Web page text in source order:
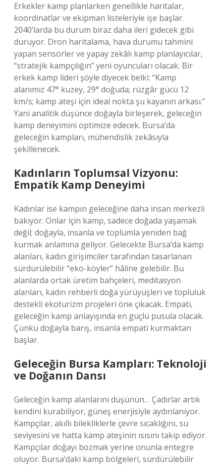
Erkekler kamp planlarken genellikle haritalar,
koordinatlar ve ekipman listeleriyle işe başlar.
2040’larda bu durum biraz daha ileri gidecek gibi
duruyor. Dron haritalama, hava durumu tahmini
yapan sensörler ve yapay zekâlı kamp planlayıcılar,
“stratejik kampçılığın” yeni oyuncuları olacak. Bir
erkek kamp lideri şöyle diyecek belki: “Kamp
alanımız 47° kuzey, 29° doğuda; rüzgâr gücü 12
km/s; kamp ateşi için ideal nokta şu kayanın arkası.”
Yani analitik düşünce doğayla birleşerek, geleceğin
kamp deneyimini optimize edecek. Bursa’da
geleceğin kampları, mühendislik zekâsıyla
şekillenecek.
Kadınların Toplumsal Vizyonu:
Empatik Kamp Deneyimi
Kadınlar ise kampın geleceğine daha insan merkezli
bakıyor. Onlar için kamp, sadece doğada yaşamak
değil; doğayla, insanla ve toplumla yeniden bağ
kurmak anlamına geliyor. Gelecekte Bursa’da kamp
alanları, kadın girişimciler tarafından tasarlanan
sürdürülebilir “eko-köyler” hâline gelebilir. Bu
alanlarda ortak üretim bahçeleri, meditasyon
alanları, kadın rehberli doğa yürüyüşleri ve topluluk
destekli ekoturizm projeleri öne çıkacak. Empati,
geleceğin kamp anlayışında en güçlü pusula olacak.
Çünkü doğayla barış, insanla empati kurmaktan
başlar.
Geleceğin Bursa Kampları: Teknoloji
ve Doğanın Dansı
Geleceğin kamp alanlarını düşünün… Çadırlar artık
kendini kurabiliyor, güneş enerjisiyle aydınlanıyor.
Kampçılar, akıllı bilekliklerle çevre sıcaklığını, su
seviyesini ve hatta kamp ateşinin ısısını takip ediyor.
Kampçılar doğayı bozmak yerine onunla entegre
oluyor. Bursa’daki kamp bölgeleri, sürdürülebilir